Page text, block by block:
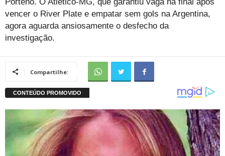
vencer o River Plate e empatar sem gols na Argentina,
agora aguarda ansiosamente o desfecho da
investigação.
Compartilhe: